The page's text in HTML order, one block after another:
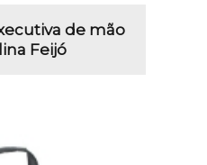
de mão
Feijó